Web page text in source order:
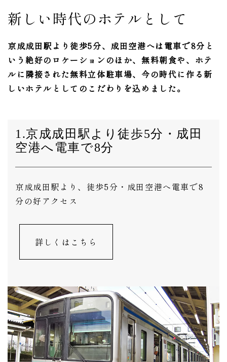
新しい時代のホテルとして
京成成田駅より徒歩5分、成田空港へは電車で8分と
いう絶好のロケーションのほか、無料朝食や、ホテ
ルに隣接された無料立体駐車場、今の時代に作る新
しいホテルとしてのこだわりを込めました。
1.京成成田駅より徒歩5分・成田
空港へ電車で8分
京成成田駅より、徒歩5分・成田空港へ電車で8
分の好アクセス
詳しくはこちら